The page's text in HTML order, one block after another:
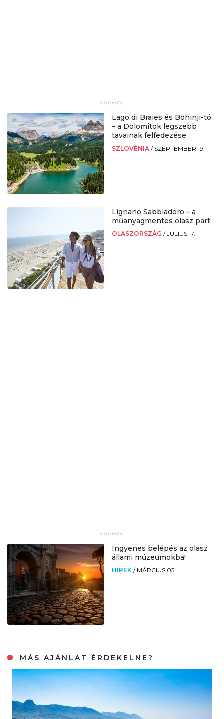
Lago di Braies és Bohinji-tó
– a Dolomitok legszebb
tavainak felfedezése
SZLOVÉNIA / SZEPTEMBER 19.
Lignano Sabbiadoro – a
műanyagmentes olasz part
OLASZORSZÁG /JÚLIUS 17.
Ingyenes belépés az olasz
állami múzeumokba!
HÍREK / MÁRCIUS 05.
MÁS AJÁNLAT ÉRDEKELNE?